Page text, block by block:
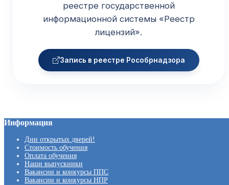
реестре государственной
информационной системы «Реестр
лицензий».
Запись в реестре Рособрнадзора
Информация
Дни открытых дверей!
Стоимость обучения
Оплата обучения
Наши выпускники
Вакансии и конкурсы ППС
Вакансии и конкурсы НПР